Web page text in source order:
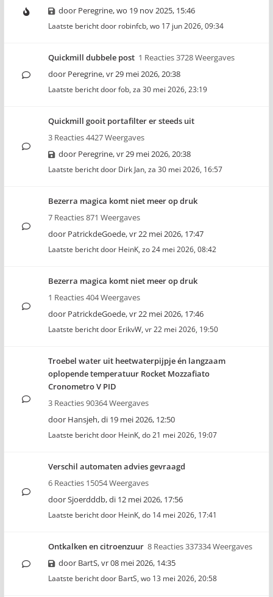
door Peregrine,wo 19 nov 2025, 15:46
Laatste bericht door robinfcb, wo 17 jun 2026, 09:34
Quickmill dubbele post 1 Reacties 3728 Weergaves
door Peregrine,vr 29 mei 2026, 20:38
Laatste bericht doorfob, za 30 mei 2026, 23:19
Quickmill gooit portafilter er steeds uit
3 Reacties 4427 Weergaves
door Peregrine,vr 29 mei 2026, 20:38
Laatste bericht door Dirk Jan, za 30 mei 2026, 16:57
Bezerra magica komt niet meer op druk
7 Reacties 871 Weergaves
door PatrickdeGoede,vr 22 mei 2026, 17:47
Laatste bericht door HeinK, zo 24 mei 2026, 08:42
Bezerra magica komt niet meer op druk
1 Reacties 404 Weergaves
door PatrickdeGoede,vr 22 mei 2026, 17:46
Laatste bericht door ErikvW, vr 22 mei 2026, 19:50
Troebel water uit heetwaterpijpje én langzaam
oplopende temperatuur Rocket Mozzafiato
Cronometro V PID
3 Reacties 90364 Weergaves
door Hansjeh,di 19 mei 2026, 12:50
Laatste bericht door HeinK, do 21 mei 2026, 19:07
Verschil automaten advies gevraagd
6 Reacties 15054 Weergaves
doorSjoerdddb,di 12 mei 2026, 17:56
Laatste bericht door HeinK, do 14 mei 2026, 17:41
Ontkalken en citroenzuur 8 Reacties 337334 Weergaves
door BartS,vr 08 mei 2026, 14:35
Laatste bericht door BartS, wo 13 mei 2026, 20:58